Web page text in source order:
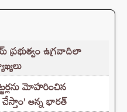
ప్రభుత్వం ఉగ్రవాదిలా
మోహరించిన
అన్న భారత్